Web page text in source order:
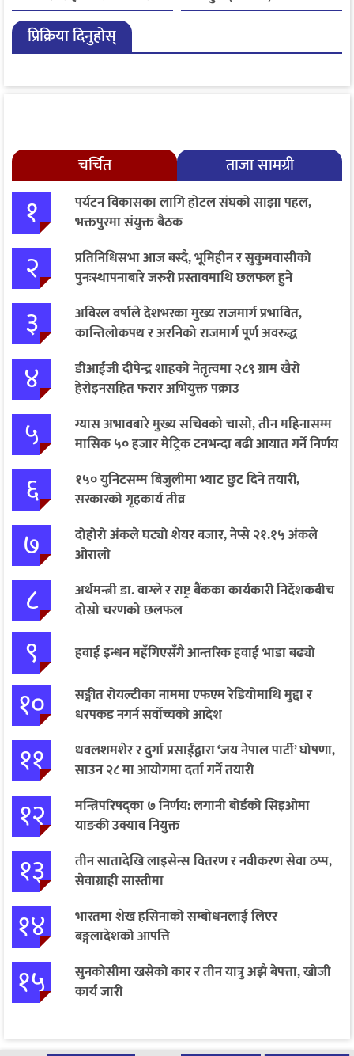
शिविरमा ल्याइयो, तीन अझै
बेपत्ता
जारी
प्रिक्रिया दिनुहोस्
चर्चित ताजा सामग्री
१
पर्यटन विकासका लागि होटल संघको साझा पहल,
भक्तपुरमा संयुक्त बैठक
२
प्रतिनिधिसभा आज बस्दै, भूमिहीन र सुकुमवासीको
पुनःस्थापनाबारे जरुरी प्रस्तावमाथि छलफल हुने
३
अविरल वर्षाले देशभरका मुख्य राजमार्ग प्रभावित,
कान्तिलोकपथ र अरनिको राजमार्ग पूर्ण अवरुद्ध
४
डीआईजी दीपेन्द्र शाहको नेतृत्वमा २८९ ग्राम खैरो
हेरोइनसहित फरार अभियुक्त पक्राउ
५
ग्यास अभावबारे मुख्य सचिवको चासो, तीन महिनासम्म
मासिक ५० हजार मेट्रिक टनभन्दा बढी आयात गर्ने निर्णय
६
१५० युनिटसम्म बिजुलीमा भ्याट छुट दिने तयारी,
सरकारको गृहकार्य तीव्र
७
दोहोरो अंकले घट्यो शेयर बजार, नेप्से २१.१५ अंकले
ओरालो
८
अर्थमन्त्री डा. वाग्ले र राष्ट्र बैंकका कार्यकारी निर्देशकबीच
दोस्रो चरणको छलफल
९ हवाई इन्धन महँगिएसँगै आन्तरिक हवाई भाडा बढ्यो
१०
सङ्गीत रोयल्टीका नाममा एफएम रेडियोमाथि मुद्दा र
धरपकड नगर्न सर्वोच्चको आदेश
११
धवलशमशेर र दुर्गा प्रसाईंद्वारा ‘जय नेपाल पार्टी’ घोषणा,
साउन २८ मा आयोगमा दर्ता गर्ने तयारी
१२
मन्त्रिपरिषद्का ७ निर्णय: लगानी बोर्डको सिइओमा
याङकी उक्याव नियुक्त
१३
तीन सातादेखि लाइसेन्स वितरण र नवीकरण सेवा ठप्प,
सेवाग्राही सास्तीमा
१४
भारतमा शेख हसिनाको सम्बोधनलाई लिएर
बङ्गलादेशको आपत्ति
१५
सुनकोसीमा खसेको कार र तीन यात्रु अझै बेपत्ता, खोजी
कार्य जारी